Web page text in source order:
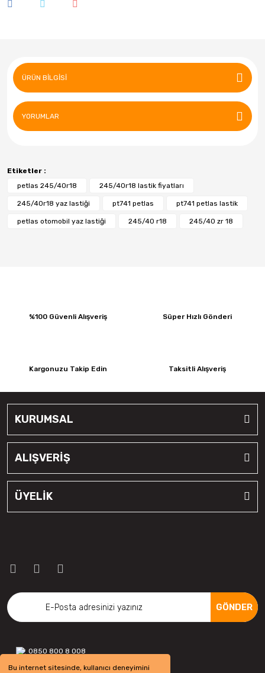
Bu internet sitesinde, kullanıcı deneyimini
ÜRÜN BILGISI
YORUMLAR
Etiketler :
petlas 245/40r18
245/40r18 lastik fiyatları
245/40r18 yaz lastiği pt741 petlas pt741 petlas lastik
petlas otomobil yaz lastiği 245/40 r18 245/40 zr 18
%100 Güvenli Alışveriş Süper Hızlı Gönderi
Kargonuzu Takip Edin Taksitli Alışveriş
KURUMSAL
ALIŞVERİŞ
ÜYELİK
GÖNDER
0850 800 8 008